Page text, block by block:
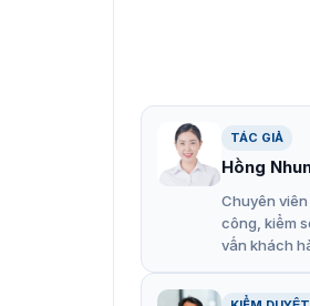
Đặc điểm nổi
Đầu đọc mã vạch
hiệu quả quét mã
Thiết bị hỗ trợ đa
dụng đa dạng. Bên
Hỗ trợ đèn LED
TÁC GIẢ
Hồng
Chuyên
công, kiểm
vấn khách